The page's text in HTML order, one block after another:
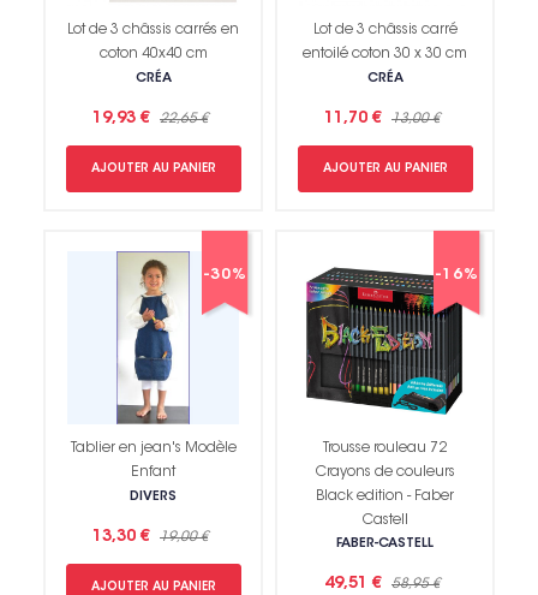
Lot de 3 châssis carrés en
coton 40x40 cm
CRÉA
19,93 € 22,65 €
AJOUTER AU PANIER
Lot de 3 châssis carré
entoilé coton 30 x 30 cm
CRÉA
11,70 € 13,00 €
AJOUTER AU PANIER
-30%
Tablier en jean's Modèle
Enfant
DIVERS
13,30 € 19,00 €
AJOUTER AU PANIER
-16%
Trousse rouleau 72
Crayons de couleurs
Black edition - Faber
Castell
FABER-CASTELL
49,51 € 58,95 €